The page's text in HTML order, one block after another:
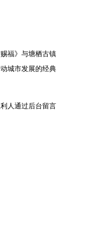
福》与塘栖古镇
城市发展的经典
人通过后台留言